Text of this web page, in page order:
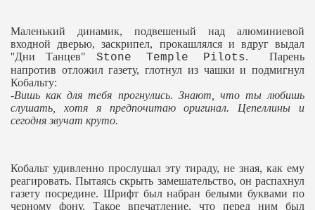
Маленький динамик, подвешеный над алюминиевой
входной дверью, заскрипел, прокашлялся и вдруг выдал
''Дни Танцев" Stone Temple Pilots.
Парень
напротив отложил газету, глотнул из чашки и подмигнул
Кобальту:
-Вишь как для тебя прогнулись. Знают, что ты любишь
слушать, хотя я предпочитаю оригинал. Цепеллины и
сегодня звучат круто.
Кобальт удивленно прослушал эту тираду, не зная, как ему
реагировать. Пытаясь скрыть замешательство, он распахнул
газету посредине. Шрифт был набран белыми буквами по
черному фону. Tакое впечатление, что перед ним был